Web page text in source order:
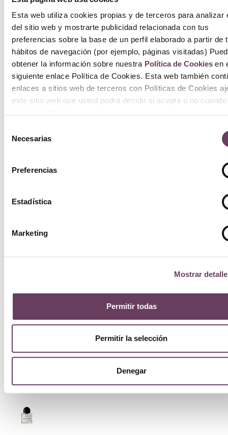
Esta web utiliza cookies propias y de terceros para analizar
del sitio web y mostrarte publicidad relacionada con tus
preferencias sobre la base de un perfil elaborado a partir de
hábitos de navegación (por ejemplo, páginas visitadas)
obtener la información sobre nuestra Política de Cookiesen
siguiente enlace Política de Cookies. Esta web también
enlaces a sitios web de terceros con Políticas de Cookies
este sitio web que usted podrá decidir si acepta o no cuando
Necesarias
Preferencias
Estadística
Marketing
Mostrar
Permitir todas
Permitir la selección
Denegar